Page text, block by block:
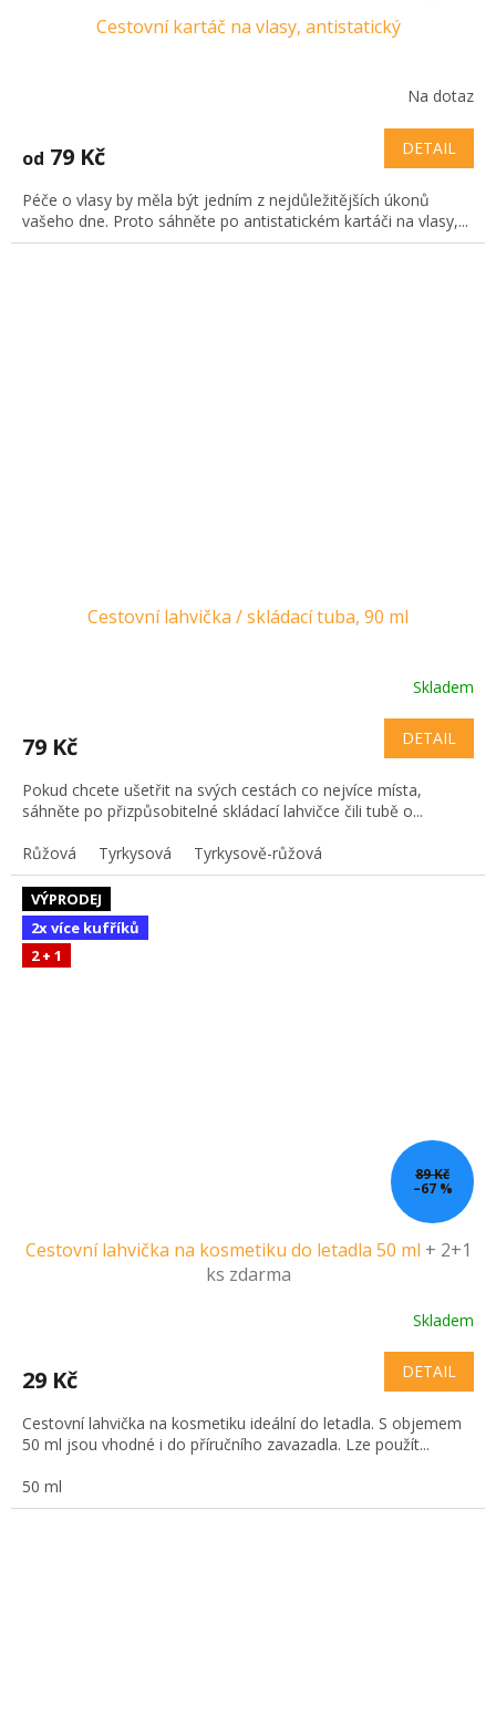
Cestovní kartáč na vlasy, antistatický
Na dotaz
od 79 Kč DETAIL
Péče o vlasy by měla být jedním z nejdůležitějších úkonů
vašeho dne. Proto sáhněte po antistatickém kartáči na vlasy,...
Cestovní lahvička / skládací tuba, 90 ml
Skladem
79 Kč DETAIL
Pokud chcete ušetřit na svých cestách co nejvíce místa,
sáhněte po přizpůsobitelné skládací lahvičce čili tubě o...
Růžová
Tyrkysová Tyrkysově-růžová
VÝPRODEJ
2x více kufříků
2 + 1
89 Kč
–67 %
Cestovní lahvička na kosmetiku do letadla 50 ml + 2+1
ks zdarma
Skladem
29 Kč DETAIL
Cestovní lahvička na kosmetiku ideální do letadla. S objemem
50 ml jsou vhodné i do příručního zavazadla. Lze použít...
50 ml